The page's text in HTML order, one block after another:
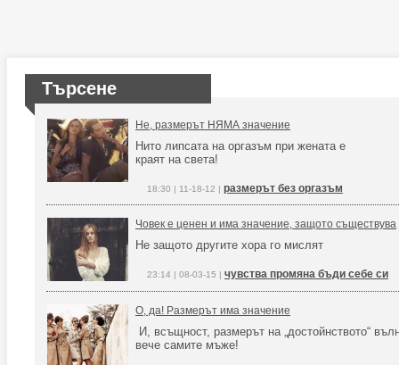
Търсене
Не, размерът НЯМА значение
Нито липсата на оргазъм при жената е
краят на света!
18:30 | 11-18-12 | размерът без оргазъм
Човек е ценен и има значение, защото съществува
Не защото другите хора го мислят
23:14 | 08-03-15 | чувства промяна бъди себе си
О, да! Размерът има значение
И, всъщност, размерът на „достойнството“
вече самите мъже!